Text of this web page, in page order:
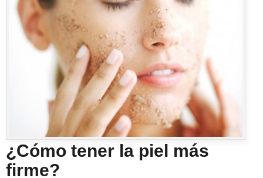
¿Cómo tener la piel más
firme?